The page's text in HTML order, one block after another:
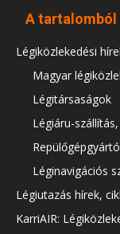
A tartalomból
Légiközlekedési
Magyar
Légitársaságok
Légiáru-
Léginavigációs
Légiutazás hírek,
KarriAIR: